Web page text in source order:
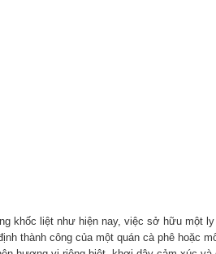
khốc liệt như hiện nay, việc sở hữu một
thành công của một quán cà phê hoặc